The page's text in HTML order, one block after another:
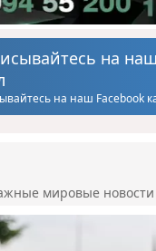
на
на наш Facebook
мировые новости